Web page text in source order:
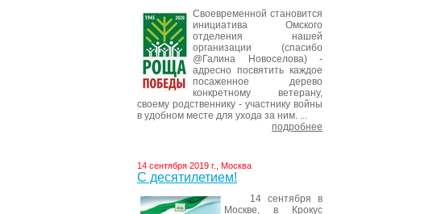
Своевременной становится
инициатива Омского
отделения нашей
организации (спасибо
@Галина Новоселова) -
адресно посвятить каждое
посаженное дерево
конкретному ветерану,
своему родственнику - участнику войны
в удобном месте для ухода за ним. ...
подробнее
14 сентября 2019 г., Москва
С десятилетием!
14 сентября в
Москве, в Крокус